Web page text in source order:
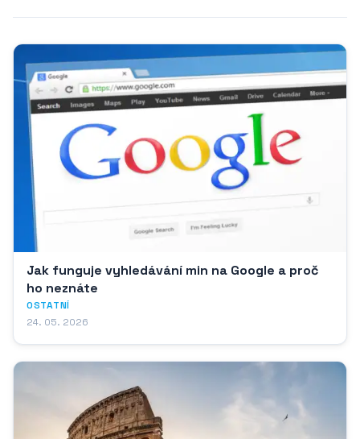
Jak funguje vyhledávání min na Google a proč
ho neznáte
OSTATNÍ
24. 05. 2026